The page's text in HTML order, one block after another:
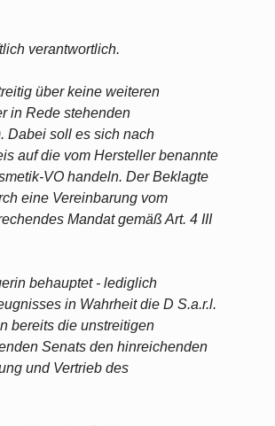
verantwortlich.
über keine weiteren
in Rede stehenden
Dabei soll es sich nach
auf die vom Hersteller benannte
VO handeln. Der Beklagte
eine Vereinbarung vom
Mandat gemäß Art. 4 III
behauptet - lediglich
in Wahrheit die D S.a.r.l.
bereits die unstreitigen
Senats den hinreichenden
und Vertrieb des